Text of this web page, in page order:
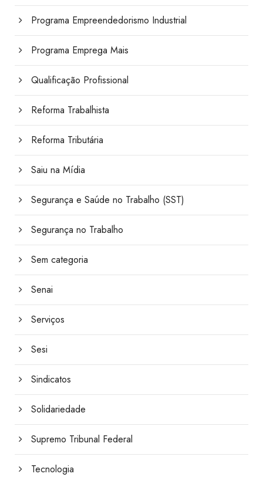
Programa Empreendedorismo Industrial
Programa Emprega Mais
Qualificação Profissional
Reforma Trabalhista
Reforma Tributária
Saiu na Mídia
Segurança e Saúde no Trabalho (SST)
Segurança no Trabalho
Sem categoria
Senai
Serviços
Sesi
Sindicatos
Solidariedade
Supremo Tribunal Federal
Tecnologia